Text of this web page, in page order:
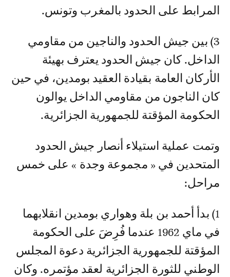
المرابط على الحدود بالمغرب وتونس.
3) بين جيش الحدود والناجين من مقاومي
الداخل. كان جيش الحدود يعترف بهيئة
الأركان العامة بقيادة العقيد بومدين، في حين
كان الناجون من مقاومي الداخل يوالون
الحكومة المؤقتة للجمهورية الجزائرية.
وتمت عملية استيلاء أنصار جيش الحدود
المتحدين في « مجموعة وجدة » على خمس
مراحل:
1) بدأ أحمد بن بلة وهواري بومدين انقلابهما
في ماي 1962 عندما فُرِضَ على الحكومة
المؤقتة للجمهورية الجزائرية دعوة المجلس
الوطني للثورة الجزائرية لعقد مؤتمره. وكان